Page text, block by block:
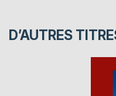
D’AUTRES